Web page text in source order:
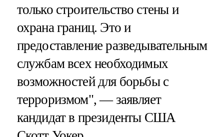
только строительство стены и
охрана границ. Это и
предоставление разведывательным
службам всех необходимых
возможностей для борьбы с
терроризмом", — заявляет
кандидат в президенты США